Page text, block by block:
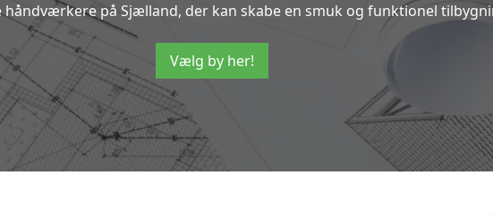
håndværkere på Sjælland, der kan skabe en smuk og funktionel
Vælg by her!